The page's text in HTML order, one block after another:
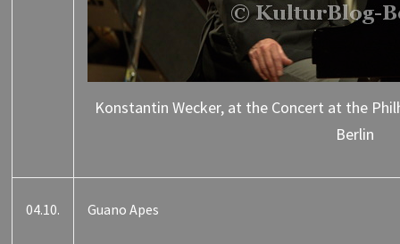
Konstantin Wecker, at the Concert at the
Berlin
04.10. Guano Apes